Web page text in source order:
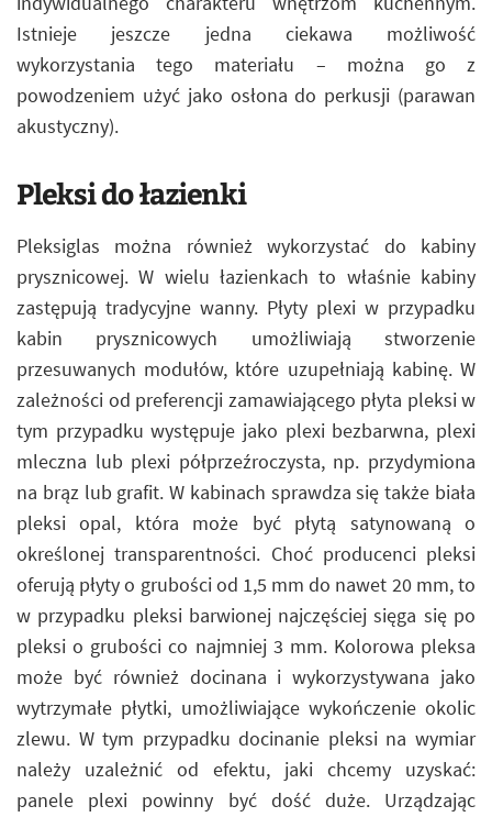
Istnieje jeszcze jedna ciekawa możliwość
wykorzystania tego materiału – można go z
powodzeniem użyć jako osłona do perkusji (parawan
akustyczny).
Pleksi do łazienki
Pleksiglas można również wykorzystać do kabiny
prysznicowej. W wielu łazienkach to właśnie kabiny
zastępują tradycyjne wanny. Płyty plexi w przypadku
kabin prysznicowych umożliwiają stworzenie
przesuwanych modułów, które uzupełniają kabinę. W
zależności od preferencji zamawiającego płyta pleksi w
tym przypadku występuje jako plexi bezbarwna, plexi
mleczna lub plexi półprzeźroczysta, np. przydymiona
na brąz lub grafit. W kabinach sprawdza się także biała
pleksi opal, która może być płytą satynowaną o
określonej transparentności. Choć producenci pleksi
oferują płyty o grubości od 1,5 mm do nawet 20 mm, to
w przypadku pleksi barwionej najczęściej sięga się po
pleksi o grubości co najmniej 3 mm. Kolorowa pleksa
może być również docinana i wykorzystywana jako
wytrzymałe płytki, umożliwiające wykończenie okolic
zlewu. W tym przypadku docinanie pleksi na wymiar
należy uzależnić od efektu, jaki chcemy uzyskać:
panele plexi powinny być dość duże. Urządzając